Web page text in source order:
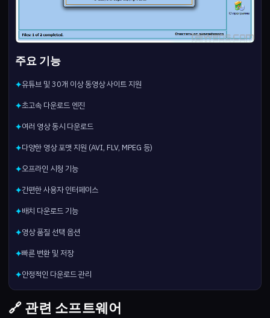
주요 기능
✦유튜브 및 30개 이상 동영상 사이트 지원
✦초고속 다운로드 엔진
✦여러 영상 동시 다운로드
✦다양한 영상 포맷 지원 (AVI, FLV, MPEG 등)
✦오프라인 시청 기능
✦간편한 사용자 인터페이스
✦배치 다운로드 기능
✦영상 품질 선택 옵션
✦빠른 변환 및 저장
✦안정적인 다운로드 관리
🔗 관련 소프트웨어